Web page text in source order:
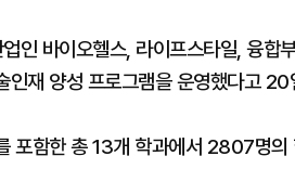
인 바이오헬스, 라이프스타일, 융합
인재 양성 프로그램을 운영했다고 20
포함한 총 13개 학과에서 2807명